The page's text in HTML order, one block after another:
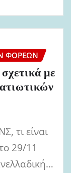
ΦΟΡΈΩΝ
με
τι είναι
29/11